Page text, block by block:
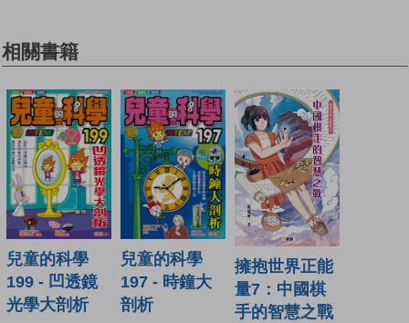
相關書籍
兒童的科學
199 - 凹透鏡
光學大剖析
兒童的科學
197 - 時鐘大
剖析
擁抱世界正能
量7：中國棋
手的智慧之戰